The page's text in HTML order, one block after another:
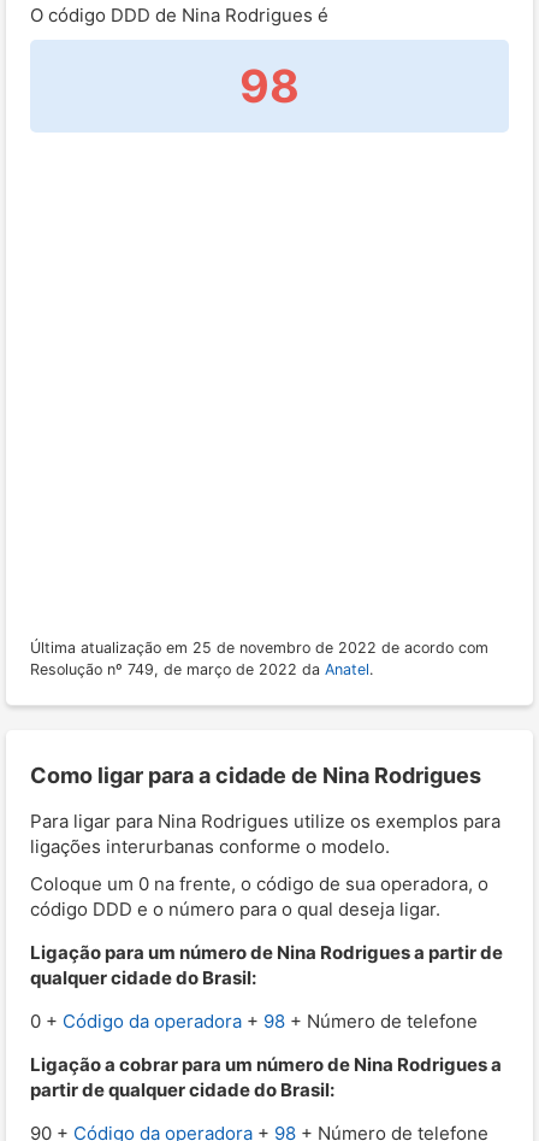
O código DDD de Nina Rodrigues é
98
Última atualização em 25 de novembro de 2022 de acordo com
Resolução nº 749, de março de 2022 da Anatel.
Como ligar para a cidade de Nina Rodrigues
Para ligar para Nina Rodrigues utilize os exemplos para
ligações interurbanas conforme o modelo.
Coloque um 0 na frente, o código de sua operadora, o
código DDD e o número para o qual deseja ligar.
Ligação para um número de Nina Rodrigues a partir de
qualquer cidade do Brasil:
0 + Código da operadora + 98 + Número de telefone
Ligação a cobrar para um número de Nina Rodrigues a
partir de qualquer cidade do Brasil:
90 + Código da operadora + 98 + Número de telefone